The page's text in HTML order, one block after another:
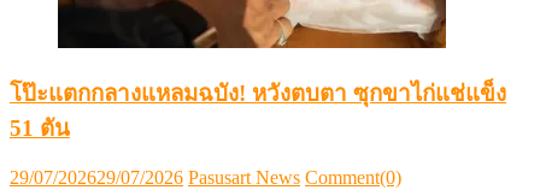
โป๊ะแตกกลางแหลมฉบัง! หวังตบตา ซุกขาไก่แช่แข็ง
51 ตัน
Posted
29/07/202629/07/2026 Author
Pasusart News Comment(0)